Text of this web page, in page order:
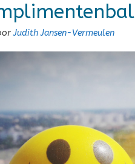
Judith Jansen-Vermeulen